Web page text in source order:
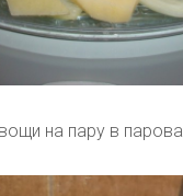
на пару в